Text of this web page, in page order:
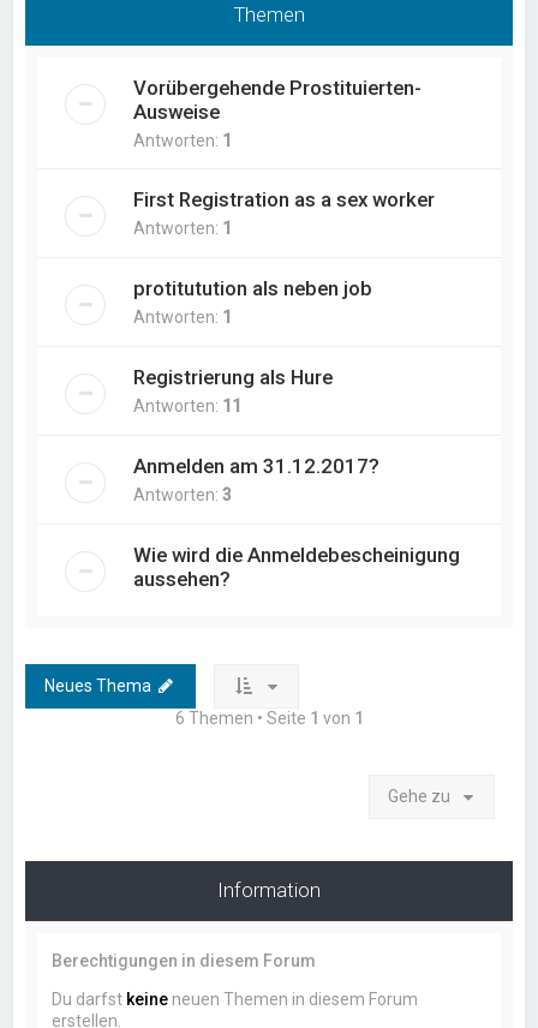
Themen
Vorübergehende Prostituierten-
Ausweise
Antworten: 1
First Registration as a sex worker
Antworten: 1
protitutution als neben job
Antworten: 1
Registrierung als Hure
Antworten: 11
Anmelden am 31.12.2017?
Antworten:3
Wie wird die Anmeldebescheinigung
aussehen?
Neues Thema
6 Themen • Seite 1 von 1
Gehe zu
Information
Berechtigungen in diesem Forum
Du darfst keine neuen Themen in diesem Forum
erstellen.